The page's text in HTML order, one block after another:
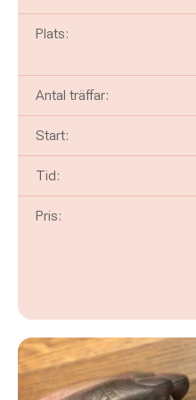
Plats:
Antal träffar:
Start:
Tid:
Pris: